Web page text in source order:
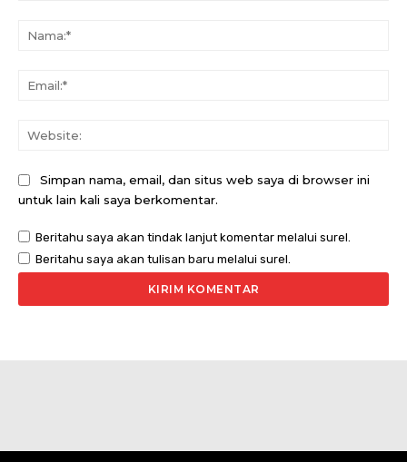
Simpan nama, email, dan situs web saya di browser ini
untuk lain kali saya berkomentar.
Beritahu saya akan tindak lanjut komentar melalui surel.
Beritahu saya akan tulisan baru melalui surel.